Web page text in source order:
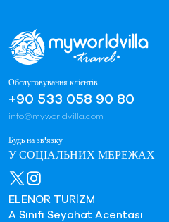
Обслуговування клієнтів
+90 533 058 90 80
info@myworldvilla.com
Будь на зв'язку
У СОЦІАЛЬНИХ МЕРЕЖАХ
ELENOR TURİZM
A Sınıfı Seyahat Acentası